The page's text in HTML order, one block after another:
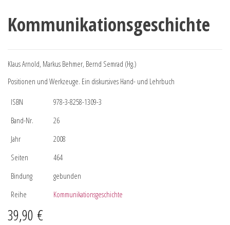
Kommunikationsgeschichte
Klaus Arnold, Markus Behmer, Bernd Semrad (Hg.)
Positionen und Werkzeuge. Ein diskursives Hand- und Lehrbuch
ISBN
978-3-8258-1309-3
Band-Nr.
26
Jahr
2008
Seiten
464
Bindung
gebunden
Reihe
Kommunikationsgeschichte
39,90 €